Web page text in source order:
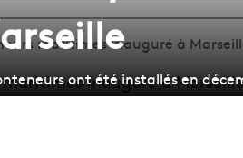
maritimes inauguré à
ont été installés en